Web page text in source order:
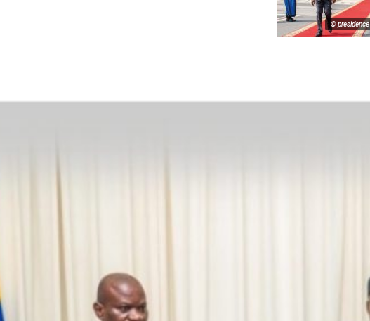
© presidence